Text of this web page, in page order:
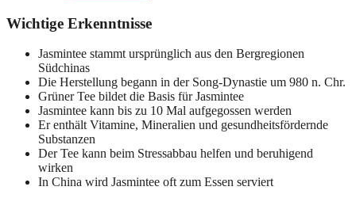
Wichtige Erkenntnisse
Jasmintee stammt ursprünglich aus den Bergregionen
Südchinas
Die Herstellung begann in der Song-Dynastie um 980 n. Chr.
Grüner Tee bildet die Basis für Jasmintee
Jasmintee kann bis zu 10 Mal aufgegossen werden
Er enthält Vitamine, Mineralien und gesundheitsfördernde
Substanzen
Der Tee kann beim Stressabbau helfen und beruhigend
wirken
In China wird Jasmintee oft zum Essen serviert